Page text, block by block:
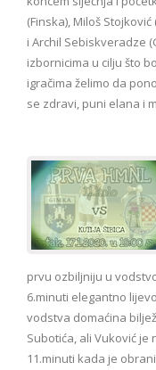
(Finska), Miloš
i Archil Sebiskveradze
izbornicima u cilju što
igračima želimo da
se zdravi, puni elana i
prvu ozbiljniju u
6.minuti elegantno
vodstva domaćina
Subotića, ali Vuković
11.minuti kada je